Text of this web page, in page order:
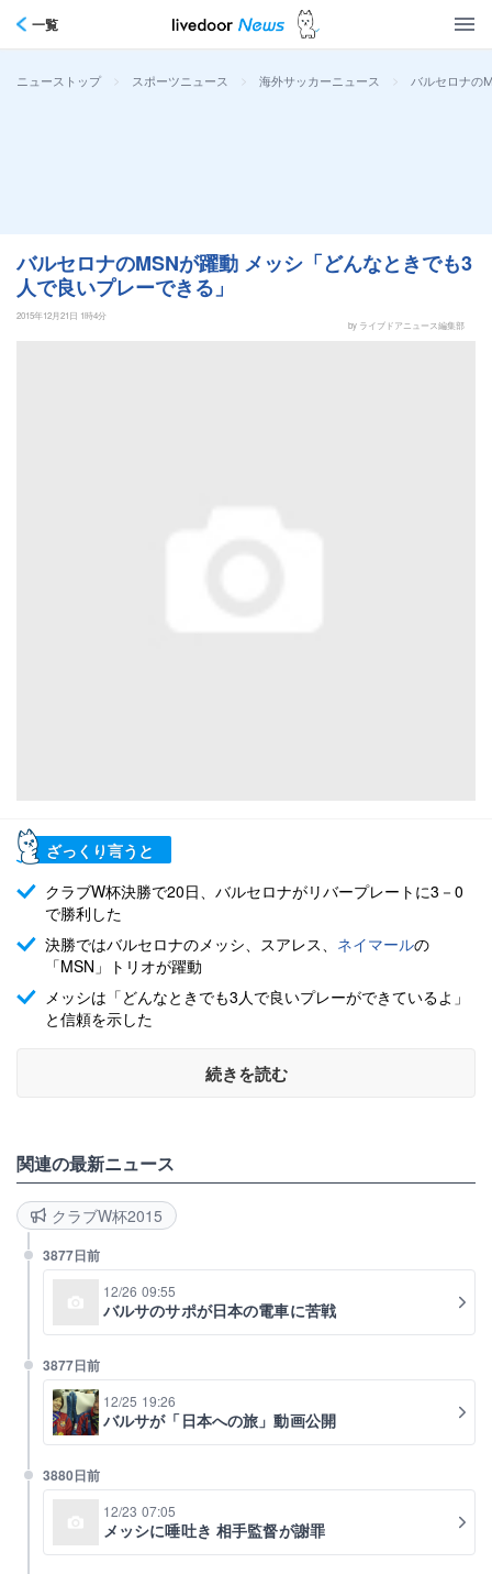
一覧
ニューストップ > スポーツニュース > 海外サッカーニュース > バルセロナの
バルセロナのMSNが躍動 メッシ「どんなときでも3
人で良いプレーできる」
2015年12月21日 1時4分
by ライブドアニュース編集部
ざっくり言うと
クラブW杯決勝で20日、バルセロナがリバープレートに3－0
で勝利した
決勝ではバルセロナのメッシ、スアレス、 ネイマールの
「MSN」トリオが躍動
メッシは「どんなときでも3人で良いプレーができているよ」
と信頼を示した
続きを読む
関連の最新ニュース
クラブW杯2015
3877日前
12/26 09:55
バルサのサポが日本の電車に苦戦
3877日前
12/25 19:26
バルサが「日本への旅」動画公開
3880日前
12/23 07:05
メッシに唾吐き 相手監督が謝罪